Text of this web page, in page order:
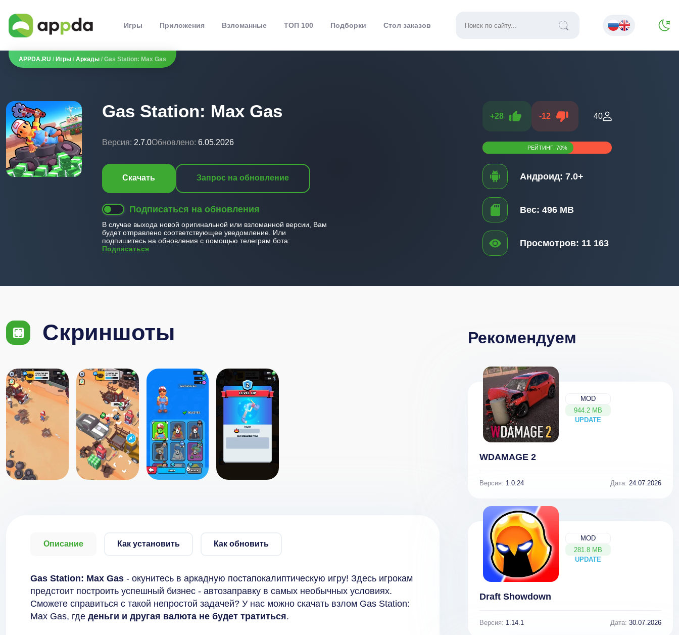
Игры Приложения Взломанные ТОП 100 Подборки Стол заказов
APPDA.RU / Игры / Аркады / Gas Station: Max Gas
Gas Station: Max Gas
Версия: 2.7.0Обновлено: 6.05.2026
Скачать Запрос на обновление
Подписаться на обновления
В случае выхода новой оригинальной или взломанной версии, Вам
будет отправлено соответствующее уведомление. Или
подпишитесь на обновления с помощью телеграм бота:
Подписаться
+28 -12 40
РЕЙТИНГ: 70%
Андроид: 7.0+
Вес: 496 MB
Просмотров: 11 163
Скриншоты
Описание Как установить Как обновить
Gas Station: Max Gas - окунитесь в аркадную постапокалиптическую игру! Здесь игрокам
предстоит построить успешный бизнес - автозаправку в самых необычных условиях.
Сможете справиться с такой непростой задачей? У нас можно скачать взлом Gas Station:
Max Gas, где деньги и другая валюта не будет тратиться.
Рекомендуем
MOD
944.2 MB
UPDATE
NEW
WDAMAGE 2
Версия: 1.0.24 Дата: 24.07.2026
MOD
281.8 MB
UPDATE
NEW
Draft Showdown
Версия: 1.14.1 Дата: 30.07.2026